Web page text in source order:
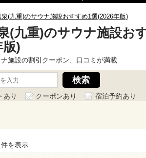
泉(九重)のサウナ施設おすすめ1選(2026年版)
(九重)のサウナ施設お
版)
施設の割引クーポン、口コミが満載
あり クーポンあり
宿泊予約あり
を表示